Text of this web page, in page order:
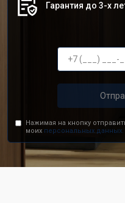
Гарантия до 3-х
Нажимая на кнопку
моих персональных данных.